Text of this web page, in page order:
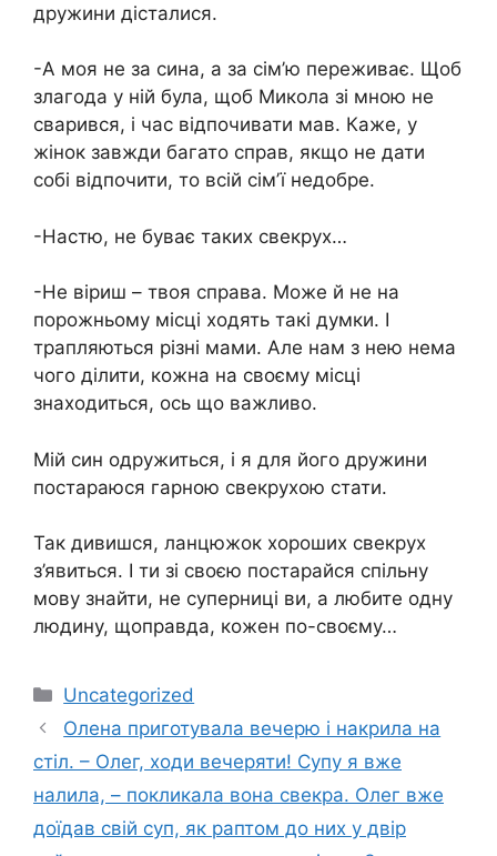
дружини дісталися.
-А моя не за сина, а за сім’ю переживає. Щоб
злагода у ній була, щоб Микола зі мною не
сварився, і час відпочивати мав. Каже, у
жінок завжди багато справ, якщо не дати
собі відпочити, то всій сімʼї недобре.
-Настю, не буває таких свекрух…
-Не віриш – твоя справа. Може й не на
порожньому місці ходять такі думки. І
трапляються різні мами. Але нам з нею нема
чого ділити, кожна на своєму місці
знаходиться, ось що важливо.
Мій син одружиться, і я для його дружини
постараюся гарною свекрухою стати.
Так дивишся, ланцюжок хороших свекрух
з’явиться. І ти зі своєю постарайся спільну
мову знайти, не суперниці ви, а любите одну
людину, щоправда, кожен по-своєму…
Категорії
Uncategorized
Олена приготувала вечерю і накрила на
стіл. – Олег, ходи вечеряти! Супу я вже
налила, – покликала вона свекра. Олег вже
доїдав свій суп, як раптом до них у двір